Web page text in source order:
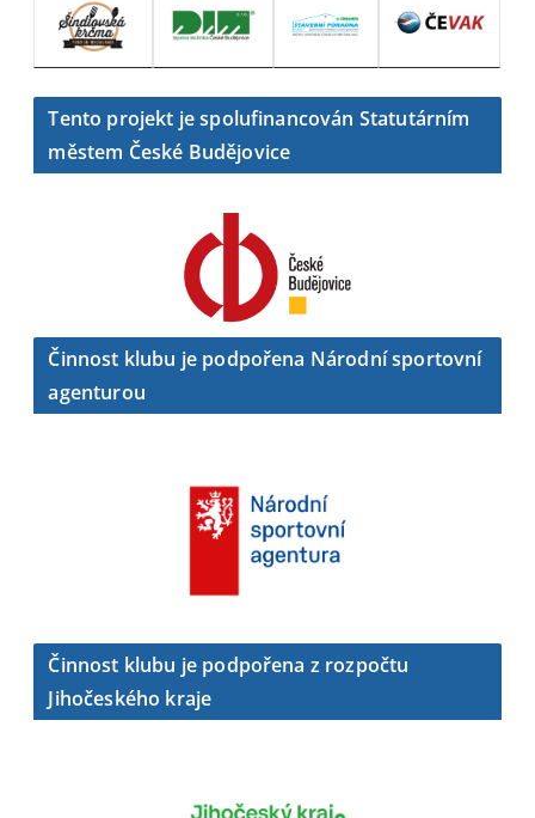
Tento projekt je spolufinancován Statutárním
městem České Budějovice
Činnost klubu je podpořena Národní sportovní
agenturou
Činnost klubu je podpořena z rozpočtu
Jihočeského kraje